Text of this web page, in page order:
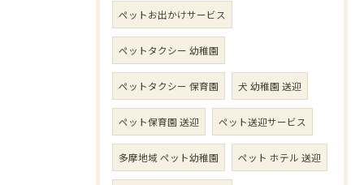
ペットお出かけサービス
ペットタクシー 幼稚園
ペットタクシー 保育園 犬 幼稚園 送迎
ペット保育園 送迎 ペット送迎サービス
多摩地域 ペット幼稚園 ペット ホテル 送迎